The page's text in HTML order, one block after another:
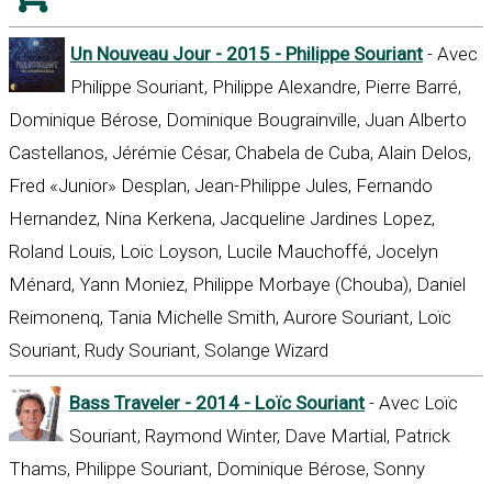
Un Nouveau Jour - 2015 - Philippe Souriant - Avec
Philippe Souriant, Philippe Alexandre, Pierre Barré,
Dominique Bérose, Dominique Bougrainville, Juan Alberto
Castellanos, Jérémie César, Chabela de Cuba, Alain Delos,
Fred «Junior» Desplan, Jean-Philippe Jules, Fernando
Hernandez, Nina Kerkena, Jacqueline Jardines Lopez,
Roland Louis, Loïc Loyson, Lucile Mauchoffé, Jocelyn
Ménard, Yann Moniez, Philippe Morbaye (Chouba), Daniel
Reimonenq, Tania Michelle Smith, Aurore Souriant, Loïc
Souriant, Rudy Souriant, Solange Wizard
Bass Traveler - 2014 - Loïc Souriant - Avec Loïc
Souriant, Raymond Winter, Dave Martial, Patrick
Thams, Philippe Souriant, Dominique Bérose, Sonny